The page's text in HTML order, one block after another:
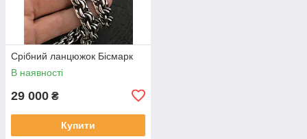
Срібний ланцюжок Бісмарк
В наявності
29 000 ₴
Купити